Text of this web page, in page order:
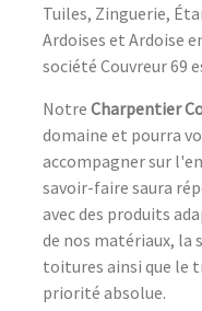
Tuiles, Zinguerie,
Ardoises et Ardoise
société Couvreur 69
Notre Charpentier
domaine et pourra
accompagner sur
savoir-faire saura
avec des produits
de nos matériaux, la
toitures ainsi que le
priorité absolue.